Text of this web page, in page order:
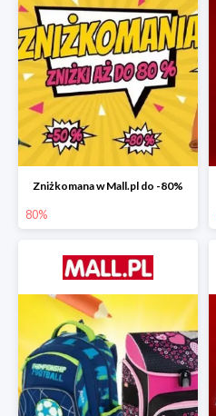
Zniżkomana w Mall.pl do -80%
80%